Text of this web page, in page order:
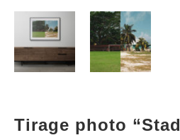
Tirage photo